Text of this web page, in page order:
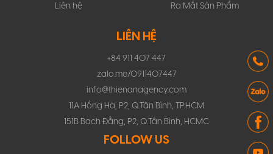
Liên hệ
Ra Mắt Sản Phẩm
LIÊN HỆ
+84 911 407 447
zalo.me/0911407447
info@thienanagency.com
11A Hồng Hà, P2, Q.Tân Bình, TP.HCM
151B Bạch Đằng, P2, Q.Tân Bình, HCMC
FOLLOW US